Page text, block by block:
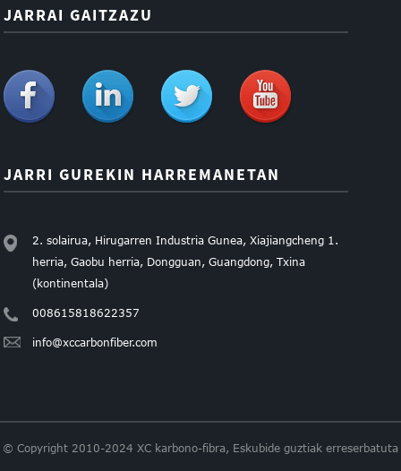
JARRAI GAITZAZU
JARRI GUREKIN HARREMANETAN
2. solairua, Hirugarren Industria Gunea, Xiajiangcheng 1.
herria, Gaobu herria, Dongguan, Guangdong, Txina
(kontinentala)
008615818622357
info@xccarbonfiber.com
© Copyright 2010-2024 XC karbono-fibra, Eskubide guztiak erreserbatuta